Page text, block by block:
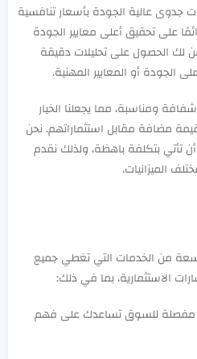
جدوى عالية الجودة بأسعار تنافسية
على تحقيق أعلى معايير الجودة
الحصول على تحليلات دقيقة
الجودة أو المعايير المهنية.
ومناسبة، مما يجعلنا الخيار
مضافة مقابل استثماراتهم. نحن
تأتي بتكلفة باهظة، ولذلك نقدم
الميزانيات.
من الخدمات التي تغطي جميع
الاستثمارية، بما في ذلك:
مفصلة للسوق تساعدك على فهم